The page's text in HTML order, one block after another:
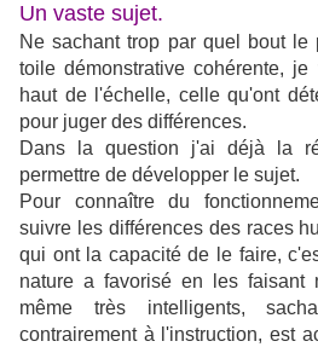
Un vaste sujet.
Ne sachant trop par quel bout le
toile démonstrative cohérente,
haut de l'échelle, celle qu'ont
pour juger des différences.
Dans la question j'ai déjà la
permettre de développer le sujet.
Pour connaître du
suivre les différences des races
qui ont la capacité de le faire,
nature a favorisé en les faisant
même très intelligents,
contrairement à l'instruction, est